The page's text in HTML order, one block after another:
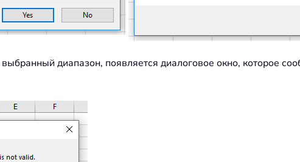
диапазон, появляется диалоговое окно, которое